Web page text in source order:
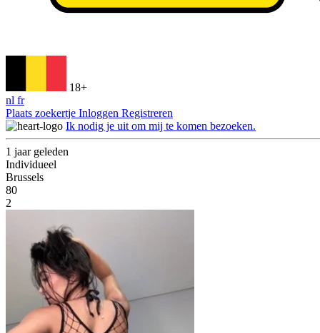
18+
nl fr
Plaats zoekertje Inloggen Registreren
Ik nodig je uit om mij te komen bezoeken.
1 jaar geleden
Individueel
Brussels
80
2